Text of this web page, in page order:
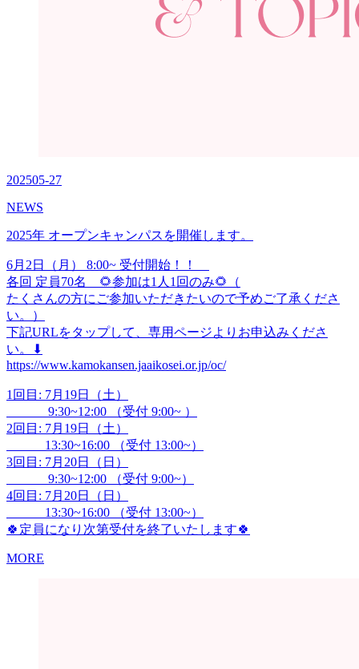
202505-27
NEWS
2025年 オープンキャンパスを開催します。
6月2日（月） 8:00~ 受付開始！！
各回 定員70名 🌻参加は1人1回のみ🌻（
たくさんの方にご参加いただきたいので予めご了承くださ
い。）
下記URLをタップして、専用ページよりお申込みくださ
い。⬇︎
https://www.kamokansen.jaaikosei.or.jp/oc/
1回目: 7月19日（土）
9:30~12:00 （受付 9:00~ ）
2回目: 7月19日（土）
13:30~16:00 （受付 13:00~）
3回目: 7月20日（日）
9:30~12:00 （受付 9:00~）
4回目: 7月20日（日）
13:30~16:00 （受付 13:00~）
🍀定員になり次第受付を終了いたします🍀
MORE